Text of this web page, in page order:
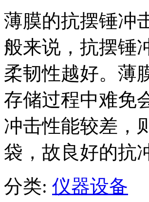
薄膜的抗摆锤冲
般来说，抗摆锤
柔韧性越好。薄
存储过程中难免
冲击性能较差，
袋，故良好的抗
分类: 仪器设备